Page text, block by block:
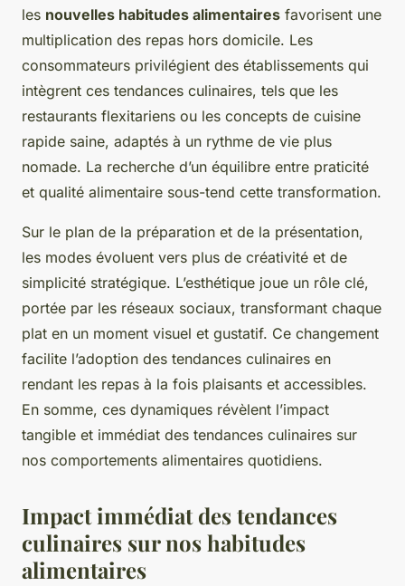
les nouvelles habitudes alimentaires favorisent une
multiplication des repas hors domicile. Les
consommateurs privilégient des établissements qui
intègrent ces tendances culinaires, tels que les
restaurants flexitariens ou les concepts de cuisine
rapide saine, adaptés à un rythme de vie plus
nomade. La recherche d’un équilibre entre praticité
et qualité alimentaire sous-tend cette transformation.
Sur le plan de la préparation et de la présentation,
les modes évoluent vers plus de créativité et de
simplicité stratégique. L’esthétique joue un rôle clé,
portée par les réseaux sociaux, transformant chaque
plat en un moment visuel et gustatif. Ce changement
facilite l’adoption des tendances culinaires en
rendant les repas à la fois plaisants et accessibles.
En somme, ces dynamiques révèlent l’impact
tangible et immédiat des tendances culinaires sur
nos comportements alimentaires quotidiens.
Impact immédiat des tendances
culinaires sur nos habitudes
alimentaires